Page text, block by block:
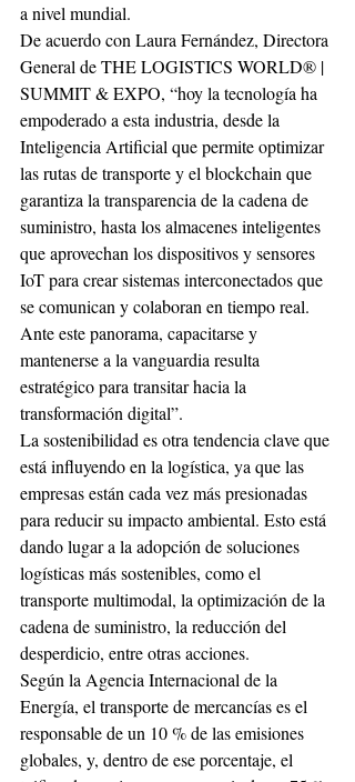
a nivel mundial.
De acuerdo con Laura Fernández, Directora
General de THE LOGISTICS WORLD® |
SUMMIT & EXPO, “hoy la tecnología ha
empoderado a esta industria, desde la
Inteligencia Artificial que permite optimizar
las rutas de transporte y el blockchain que
garantiza la transparencia de la cadena de
suministro, hasta los almacenes inteligentes
que aprovechan los dispositivos y sensores
IoT para crear sistemas interconectados que
se comunican y colaboran en tiempo real.
Ante este panorama, capacitarse y
mantenerse a la vanguardia resulta
estratégico para transitar hacia la
transformación digital”.
La sostenibilidad es otra tendencia clave que
está influyendo en la logística, ya que las
empresas están cada vez más presionadas
para reducir su impacto ambiental. Esto está
dando lugar a la adopción de soluciones
logísticas más sostenibles, como el
transporte multimodal, la optimización de la
cadena de suministro, la reducción del
desperdicio, entre otras acciones.
Según la Agencia Internacional de la
Energía, el transporte de mercancías es el
responsable de un 10 % de las emisiones
globales, y, dentro de ese porcentaje, el